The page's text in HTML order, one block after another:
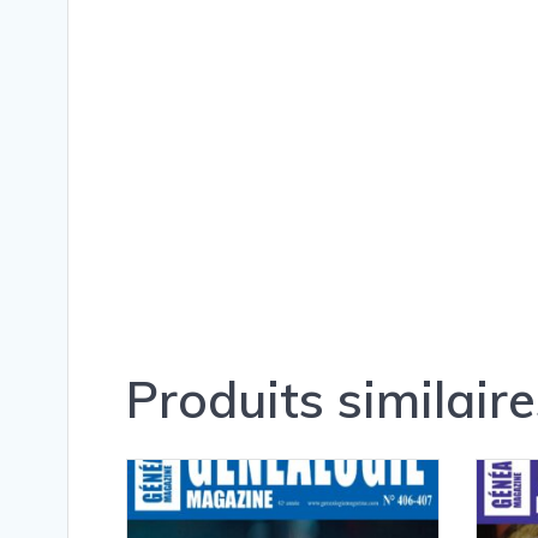
Produits